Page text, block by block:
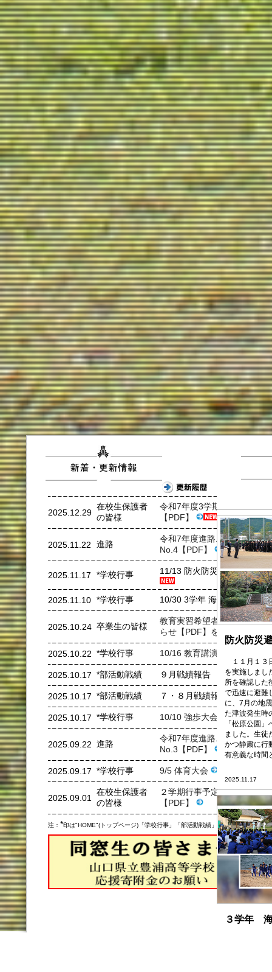
2025.12.29
在校生保護者
の皆様
令和7年度3学期行事予定
【PDF】
2025.11.22 進路
令和7年度進路ニュース
No.4【PDF】
2025.11.17 *学校行事 11/13 防火防災避難訓練
2025.11.10 *学校行事 10/30 3学年 海岸清掃
2025.10.24 卒業生の皆様
教育実習希望者へのお知
らせ【PDF】を更新
2025.10.22 *学校行事 10/16 教育講演会
2025.10.17 *部活動戦績 ９月戦績報告
2025.10.17 *部活動戦績 ７・８月戦績報告
2025.10.17 *学校行事 10/10 強歩大会
2025.09.22 進路
令和7年度進路ニュース
No.3【PDF】
2025.09.17 *学校行事 9/5 体育大会
2025.09.01
在校生保護者
の皆様
２学期行事予定を掲載
【PDF】
注： *印は"HOME"(トップページ)「学校行事」「部活動戦績」欄の記事
防火防災
１１月１３
を実施しまし
所を確認した
で迅速に避難
に、7月の地
た津波発生時
「松原公園
ました。生徒
かつ静粛に行
有意義な時間
2025.11.17
３学年